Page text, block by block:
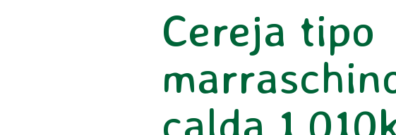
Cereja tipo
calda